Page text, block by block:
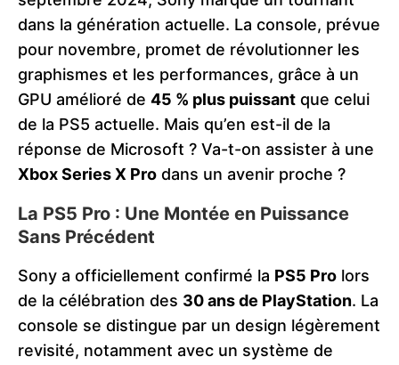
dans la génération actuelle. La console, prévue
pour novembre, promet de révolutionner les
graphismes et les performances, grâce à un
GPU amélioré de 45 % plus puissant que celui
de la PS5 actuelle. Mais qu’en est-il de la
réponse de Microsoft ? Va-t-on assister à une
Xbox Series X Pro dans un avenir proche ?
La PS5 Pro : Une Montée en Puissance
Sans Précédent
Sony a officiellement confirmé la PS5 Pro lors
de la célébration des 30 ans de PlayStation. La
console se distingue par un design légèrement
revisité, notamment avec un système de